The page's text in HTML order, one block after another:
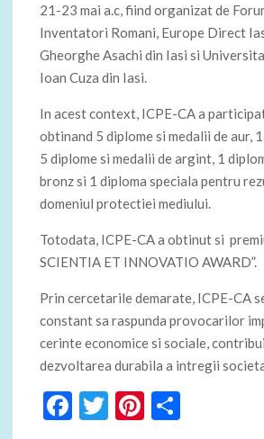
21-23 mai a.c, fiind organizat de
Inventatori Romani, Europe Direct
Gheorghe Asachi din Iasi si
Ioan Cuza din Iasi.
In acest context, ICPE-CA a
obtinand 5 diplome si medalii de aur,
5 diplome si medalii de argint, 1
bronz si 1 diploma speciala pentru
domeniul protectiei mediului.
Totodata, ICPE-CA a obtinut si
SCIENTIA ET INNOVATIO AWARD”.
Prin cercetarile demarate, ICPE-CA
constant sa raspunda provocarilor
cerinte economice si sociale,
dezvoltarea durabila a intregii
F
T
Pi